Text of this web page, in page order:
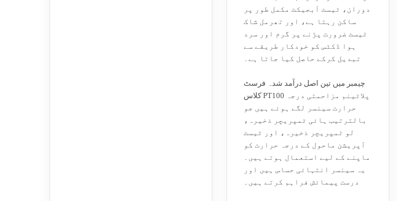
دوران، ٹیسٹ آبجیکٹ مکمل طور پر
ساکن رہتا ہے، اور تھرمل شاک
ٹیسٹ ضرورت پڑنے پر گرم اور سرد
ہوا ڈکٹس کو خودکار طریقے سے
تبدیل کرکے حاصل کیا جاتا ہے۔
چیمبر میں تین اصل درآمد شدہ فرسٹ
کلاس PT100 پلاٹینم مزاحمتی درجہ
حرارت سینسر لگے ہوئے ہیں جو
بالترتیب ہائی ٹمپریچر ذخیرہ،
لو ٹمپریچر ذخیرہ، اور ٹیسٹ
آپریشن ماحول کے درجہ حرارت کو
ماپنے کے لیے استعمال ہوتے ہیں۔
یہ سینسر انتہائی حساس ہیں اور
درست پیمائش فراہم کرتے ہیں۔